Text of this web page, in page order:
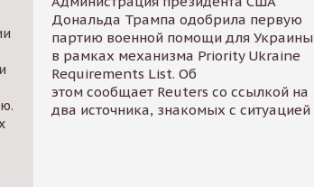
Дональда Трампа одобрила первую
партию военной помощи для Украины
в рамках механизма Priority Ukraine
Requirements List. Об
этом сообщает Reuters со ссылкой на
два источника, знакомых с ситуацией